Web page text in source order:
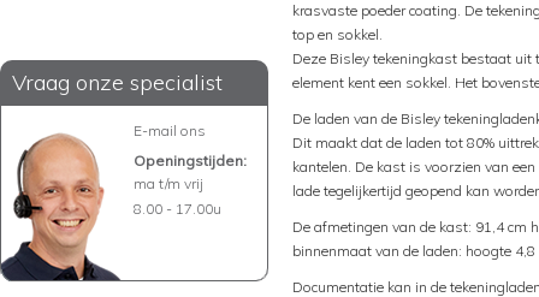
Vraag onze specialist
E-mail ons
Openingstijden:
ma t/m vrij
8.00 - 17.00u
krasvaste poeder coating. De
top en sokkel.
Deze Bisley tekeningkast bestaat uit
element kent een sokkel. Het
De laden van de Bisley
Dit maakt dat de laden tot 80%
kantelen. De kast is voorzien van
lade tegelijkertijd geopend kan
De afmetingen van de kast: 91,4 cm
binnenmaat van de laden: hoogte
Documentatie kan in de